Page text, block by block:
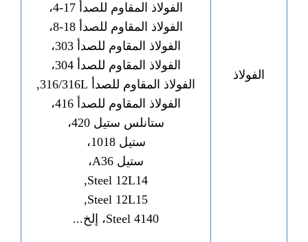
الفولاذ المقاوم للصدأ 17-4،
الفولاذ المقاوم للصدأ 18-8،
الفولاذ المقاوم للصدأ 303،
الفولاذ المقاوم للصدأ 304،
الفولاذ المقاوم للصدأ 316/316L,
الفولاذ المقاوم للصدأ 416،
ستانلس ستيل 420،
Steel 12L14,
Steel 12L15,
Steel 4140، إلخ...